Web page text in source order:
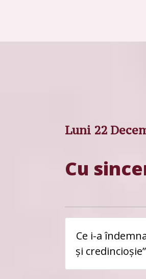
Luni 22
Cu
Ce i-a
și